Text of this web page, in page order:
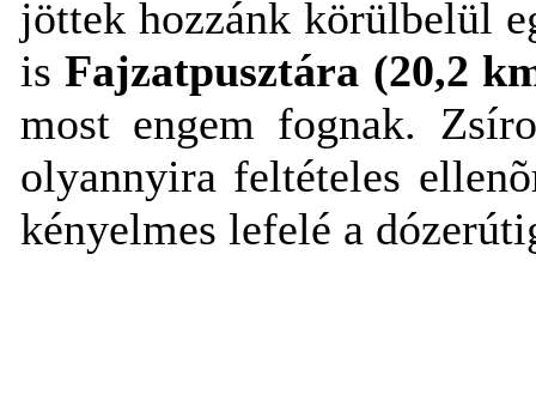
jöttek hozzánk körülbelül
isFajzatpusztára (20,2
most engem fognak.
olyannyira feltételes
kényelmes lefelé a